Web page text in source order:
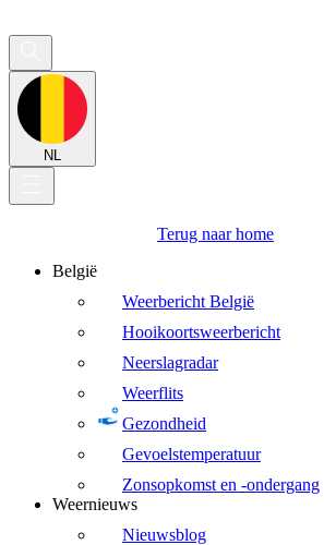
NL
Terug naar home
België
Weerbericht België
Hooikoortsweerbericht
Neerslagradar
Weerflits
Gezondheid
Gevoelstemperatuur
Zonsopkomst en -ondergang
Weernieuws
Nieuwsblog